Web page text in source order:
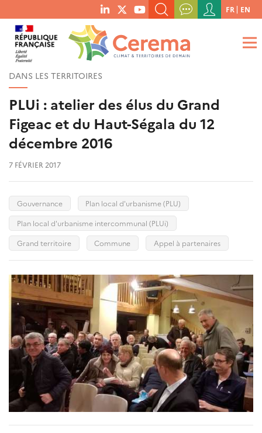
menu
social
links
RECHERCHER UN MOT-CLÉ, UNE PUBLICATION, ETC.
QUE RECHERCHEZ-VOUS ?
Menu
du
compte
de
FR EN
DANS LES TERRITOIRES
PLUi : atelier des élus du Grand
Figeac et du Haut-Ségala du 12
décembre 2016
7 FÉVRIER 2017
Gouvernance
Plan local d'urbanisme (PLU)
Plan local d'urbanisme intercommunal (PLUi)
Grand territoire
Commune Appel à partenaires